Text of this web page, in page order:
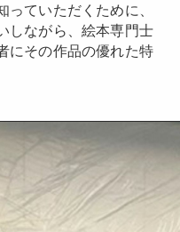
ていただくために、
しながら、絵本専門士
にその作品の優れた特